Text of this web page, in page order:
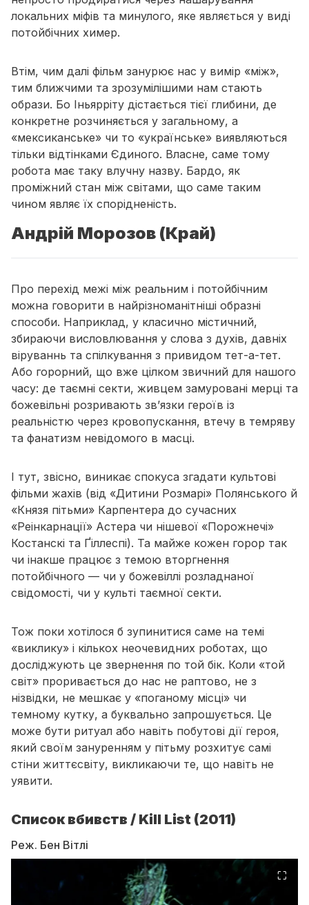
локальних міфів та минулого, яке являється у виді
потойбічних химер.
Втім, чим далі фільм занурює нас у вимір «між»,
тим ближчими та зрозумілішими нам стають
образи. Бо Іньярріту дістається тієї глибини, де
конкретне розчиняється у загальному, а
«мексиканське» чи то «українське» виявляються
тільки відтінками Єдиного. Власне, саме тому
робота має таку влучну назву. Бардо, як
проміжний стан між світами, що саме таким
чином являє їх спорідненість.
Андрій Морозов (Край)
Про перехід межі між реальним і потойбічним
можна говорити в найрізноманітніші образні
способи. Наприклад, у класично містичний,
збираючи висловлювання у слова з духів, давніх
віруваннь та спілкування з привидом тет-а-тет.
Або горорний, що вже цілком звичний для нашого
часу: де таємні секти, живцем замуровані мерці та
божевільні розривають зв’язки героїв із
реальністю через кровопускання, втечу в темряву
та фанатизм невідомого в масці.
І тут, звісно, виникає спокуса згадати культові
фільми жахів (від «Дитини Розмарі» Полянського й
«Князя пітьми» Карпентера до сучасних
«Реінкарнації» Астера чи нішевої «Порожнечі»
Костанскі та Ґіллеспі). Та майже кожен горор так
чи інакше працює з темою вторгнення
потойбічного — чи у божевіллі розладнаної
свідомості, чи у культі таємної секти.
Тож поки хотілося б зупинитися саме на темі
«виклику» і кількох неочевидних роботах, що
досліджують це звернення по той бік. Коли «той
світ» проривається до нас не раптово, не з
нізвідки, не мешкає у «поганому місці» чи
темному кутку, а буквально запрошується. Це
може бути ритуал або навіть побутові дії героя,
який своїм зануренням у пітьму розхитує самі
стіни життєсвіту, викликаючи те, що навіть не
уявити.
Список вбивств / Kill List (2011)
Реж. Бен Вітлі
⛶